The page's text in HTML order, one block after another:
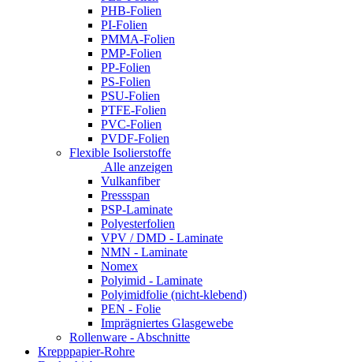
PHB-Folien
PI-Folien
PMMA-Folien
PMP-Folien
PP-Folien
PS-Folien
PSU-Folien
PTFE-Folien
PVC-Folien
PVDF-Folien
Flexible Isolierstoffe
Alle anzeigen
Vulkanfiber
Pressspan
PSP-Laminate
Polyesterfolien
VPV / DMD - Laminate
NMN - Laminate
Nomex
Polyimid - Laminate
Polyimidfolie (nicht-klebend)
PEN - Folie
Imprägniertes Glasgewebe
Rollenware - Abschnitte
Krepppapier-Rohre